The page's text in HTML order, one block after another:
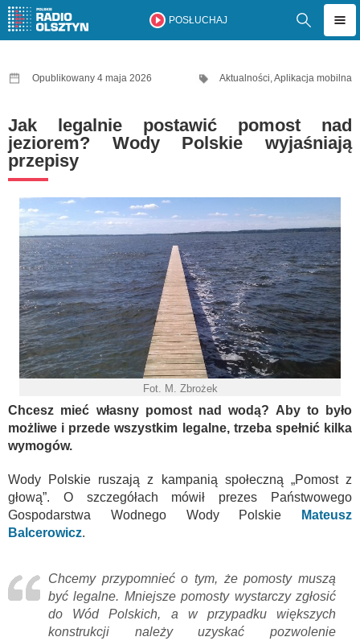
POSŁUCHAJ
Opublikowany 4 maja 2026 Aktualności,Aplikacja mobilna
Jak legalnie postawić pomost nad
jeziorem? Wody Polskie wyjaśniają
przepisy
Fot. M. Zbrożek
Chcesz mieć własny pomost nad wodą? Aby to było
możliwe i przede wszystkim legalne, trzeba spełnić kilka
wymogów.
Wody Polskie ruszają z kampanią społeczną „Pomost z
głową”. O szczegółach mówił prezes Państwowego
Gospodarstwa Wodnego Wody Polskie Mateusz
Balcerowicz.
Chcemy przypomnieć o tym, że pomosty muszą
być legalne. Mniejsze pomosty wystarczy zgłosić
do Wód Polskich, a w przypadku większych
konstrukcji należy uzyskać pozwolenie